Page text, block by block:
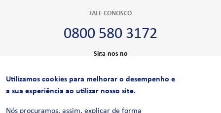
FALE CONOSCO
0800 580 3172
Siga-nos no
CERTIFICAÇÕES
Utilizamos cookies para melhorar o desempenho e
a sua experiência ao utilizar nosso site.
Nós procuramos, assim, explicar de forma